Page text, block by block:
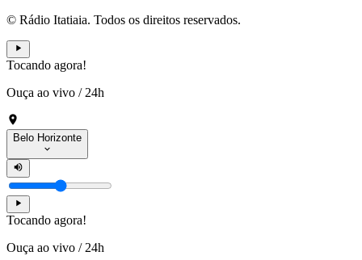
© Rádio Itatiaia. Todos os direitos reservados.
Tocando agora!
Ouça ao vivo / 24h
Belo Horizonte
Tocando agora!
Ouça ao vivo / 24h